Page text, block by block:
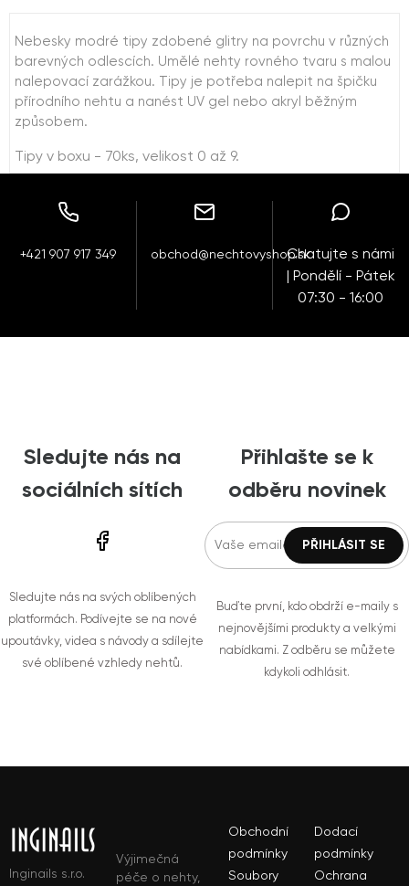
Nebesky modré tipy zdobené glitry na povrchu v různých
barevných odlescích. Umělé nehty rovného tvaru s malou
nalepovací zarážkou. Tipy je potřeba nalepit na špičku
přírodního nehtu a nanést UV gel nebo akryl běžným
způsobem.
Tipy v boxu - 70ks, velikost 0 až 9.
+421 907 917 349 obchod@nechtovyshop.skChatujte s námi
| Pondělí - Pátek
07:30 - 16:00
Sledujte nás na
sociálních sítích
Sledujte nás na svých oblíbených
platformách. Podívejte se na nové
upoutávky, videa s návody a sdílejte
své oblíbené vzhledy nehtů.
Přihlašte se k
odběru novinek
Buďte první, kdo obdrží e-maily s
nejnovějšími produkty a velkými
nabídkami. Z odběru se můžete
kdykoli odhlásit.
Inginails s.r.o.
Výjimečná
péče o nehty,
Obchodní
podmínky
Dodací
podmínky
Soubory
Ochrana